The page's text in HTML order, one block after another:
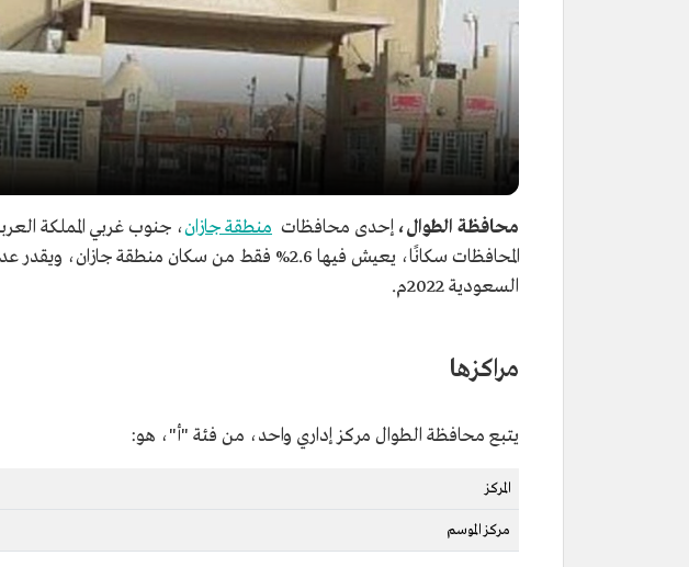
محافظة الطوال، إحدى محافظات منطقة جازان، جنوب غربي المملكة
السعودية 2022م.
مراكزها
يتبع محافظة الطوال مركز إداري واحد، من فئة "أ"، هو:
المركز
مركز الموسم